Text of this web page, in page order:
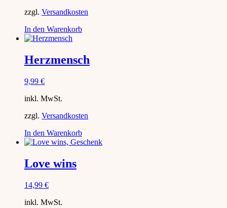
zzgl. Versandkosten
In den Warenkorb
Herzmensch
9,99 €
inkl. MwSt.
zzgl. Versandkosten
In den Warenkorb
Love wins
14,99 €
inkl. MwSt.